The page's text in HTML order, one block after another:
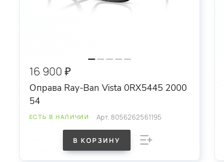
16 900 ₽
Оправа Ray-Ban Vista 0RX5445 2000
54
ЕСТЬ В НАЛИЧИИ Арт.8056262561195
В КОРЗИНУ